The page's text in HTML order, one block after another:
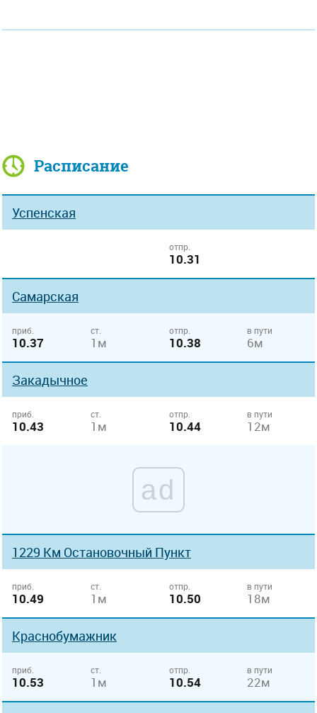
Расписание
Успенская
отпр.
10.31
Самарская
приб.
10.37
ст.
1м
отпр.
10.38
в пути
6м
Закадычное
приб.
10.43
ст.
1м
отпр.
10.44
в пути
12м
ad
1229 Км Остановочный Пункт
приб.
10.49
ст.
1м
отпр.
10.50
в пути
18м
Краснобумажник
приб.
10.53
ст.
1м
отпр.
10.54
в пути
22м